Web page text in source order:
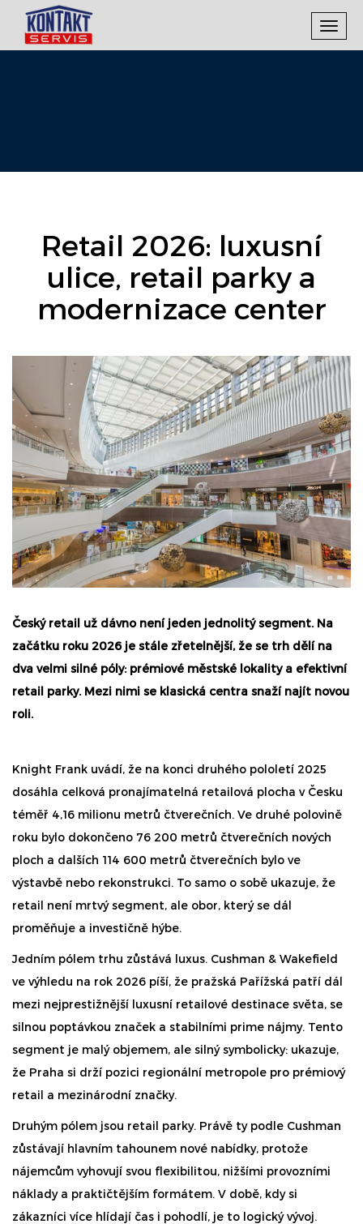
Retail 2026: luxusní
ulice, retail parky a
modernizace center
Český retail už dávno není jeden jednolitý segment. Na
začátku roku 2026 je stále zřetelnější, že se trh dělí na
dva velmi silné póly: prémiové městské lokality a efektivní
retail parky. Mezi nimi se klasická centra snaží najít novou
roli.
Knight Frank uvádí, že na konci druhého pololetí 2025
dosáhla celková pronajímatelná retailová plocha v Česku
téměř 4,16 milionu metrů čtverečních. Ve druhé polovině
roku bylo dokončeno 76 200 metrů čtverečních nových
ploch a dalších 114 600 metrů čtverečních bylo ve
výstavbě nebo rekonstrukci. To samo o sobě ukazuje, že
retail není mrtvý segment, ale obor, který se dál
proměňuje a investičně hýbe.
Jedním pólem trhu zůstává luxus. Cushman & Wakefield
ve výhledu na rok 2026 píší, že pražská Pařížská patří dál
mezi nejprestižnější luxusní retailové destinace světa, se
silnou poptávkou značek a stabilními prime nájmy. Tento
segment je malý objemem, ale silný symbolicky: ukazuje,
že Praha si drží pozici regionální metropole pro prémiový
retail a mezinárodní značky.
Druhým pólem jsou retail parky. Právě ty podle Cushman
zůstávají hlavním tahounem nové nabídky, protože
nájemcům vyhovují svou flexibilitou, nižšími provozními
náklady a praktičtějším formátem. V době, kdy si
zákazníci více hlídají čas i pohodlí, je to logický vývoj.